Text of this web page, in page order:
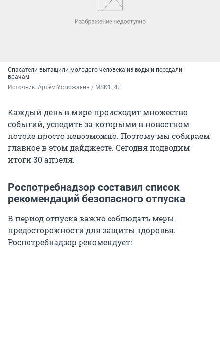
Спасатели вытащили молодого человека из воды и передали
врачам
Источник: Артём Устюжанин / MSK1.RU
Каждый день в мире происходит множество
событий, уследить за которыми в новостном
потоке просто невозможно. Поэтому мы собираем
главное в этом дайджесте. Сегодня подводим
итоги 30 апреля.
Роспотребнадзор составил список
рекомендаций безопасного отпуска
В период отпуска важно соблюдать меры
предосторожности для защиты здоровья.
Роспотребнадзор рекомендует: